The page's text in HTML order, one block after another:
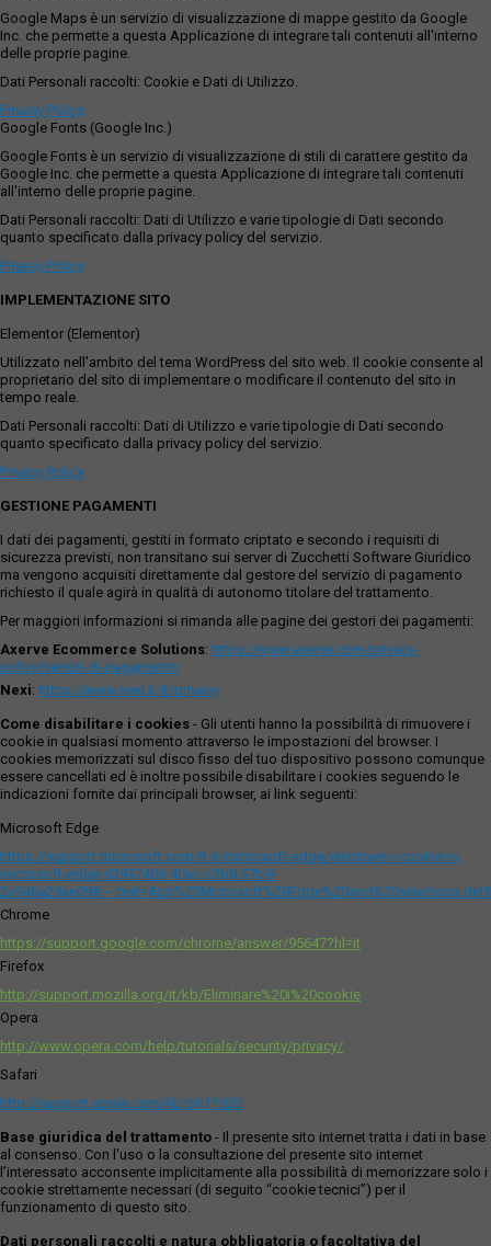
Google Maps è un servizio di visualizzazione di mappe gestito da Google
Inc. che permette a questa Applicazione di integrare tali contenuti all'interno
delle proprie pagine.
Dati Personali raccolti: Cookie e Dati di Utilizzo.
Privacy Policy
Google Fonts (Google Inc.)
Google Fonts è un servizio di visualizzazione di stili di carattere gestito da
Google Inc. che permette a questa Applicazione di integrare tali contenuti
all'interno delle proprie pagine.
Dati Personali raccolti: Dati di Utilizzo e varie tipologie di Dati secondo
quanto specificato dalla privacy policy del servizio.
Privacy Policy
IMPLEMENTAZIONE SITO
Elementor (Elementor)
Utilizzato nell'ambito del tema WordPress del sito web. Il cookie consente al
proprietario del sito di implementare o modificare il contenuto del sito in
tempo reale.
Dati Personali raccolti: Dati di Utilizzo e varie tipologie di Dati secondo
quanto specificato dalla privacy policy del servizio.
Privacy Policy
GESTIONE PAGAMENTI
I dati dei pagamenti, gestiti in formato criptato e secondo i requisiti di
sicurezza previsti, non transitano sui server di Zucchetti Software Giuridico
ma vengono acquisiti direttamente dal gestore del servizio di pagamento
richiesto il quale agirà in qualità di autonomo titolare del trattamento.
Per maggiori informazioni si rimanda alle pagine dei gestori dei pagamenti:
Axerve Ecommerce Solutions: https://www.axerve.com/privacy-
policy/servizi-di-pagamento
Nexi: https://www.nexi.it/it/privacy
Come disabilitare i cookies - Gli utenti hanno la possibilità di rimuovere i
cookie in qualsiasi momento attraverso le impostazioni del browser. I
cookies memorizzati sul disco fisso del tuo dispositivo possono comunque
essere cancellati ed è inoltre possibile disabilitare i cookies seguendo le
indicazioni fornite dai principali browser, ai link seguenti:
Microsoft Edge
https://support.microsoft.com/it-it/microsoft-edge/eliminare-i-cookie-in-
microsoft-edge-63947406-40ac-c3b8-57b9-
Chrome
https://support.google.com/chrome/answer/95647?hl=it
Firefox
http://support.mozilla.org/it/kb/Eliminare%20i%20cookie
Opera
http://www.opera.com/help/tutorials/security/privacy/
Safari
http://support.apple.com/kb/ph11920
Base giuridica del trattamento - Il presente sito internet tratta i dati in base
al consenso. Con l'uso o la consultazione del presente sito internet
l’interessato acconsente implicitamente alla possibilità di memorizzare solo i
cookie strettamente necessari (di seguito “cookie tecnici”) per il
funzionamento di questo sito.
Dati personali raccolti e natura obbligatoria o facoltativa del